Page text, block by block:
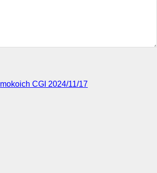
mokoich CGI 2024/11/17